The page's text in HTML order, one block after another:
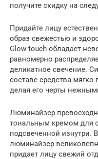
получите скидку на
Придайте лицу
образ свежестью и
Glow touch обладает
равномерно
деликатное свечение.
составе средства
делая его черты
Люминайзер
тональным кремом для
подсвеченной изнутри.
люминайзер
придает лицу свежий